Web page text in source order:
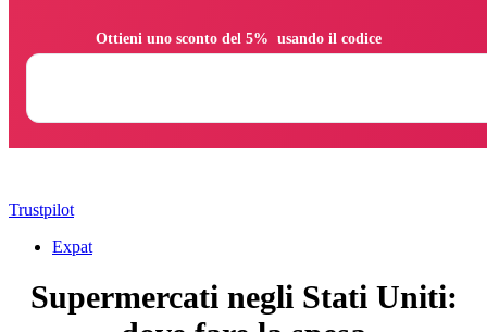
Trustpilot
Expat
Supermercati negli Stati Uniti: